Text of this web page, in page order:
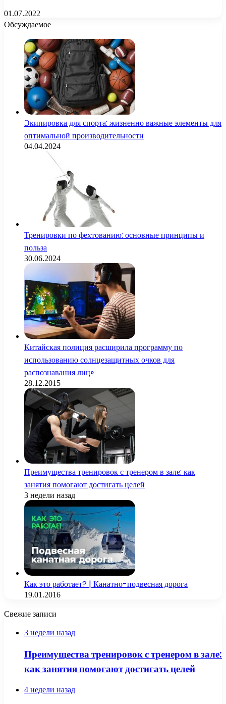
01.07.2022
Обсуждаемое
Экипировка для спорта: жизненно важные элементы для
оптимальной производительности
04.04.2024
Тренировки по фехтованию: основные принципы и
польза
30.06.2024
Китайская полиция расширила программу по
использованию солнцезащитных очков для
распознавания лиц»
28.12.2015
Преимущества тренировок с тренером в зале: как
занятия помогают достигать целей
3 недели назад
Как это работает? | Канатно-подвесная дорога
19.01.2016
Свежие записи
3 недели назад
Преимущества тренировок с тренером в зале:
как занятия помогают достигать целей
4 недели назад